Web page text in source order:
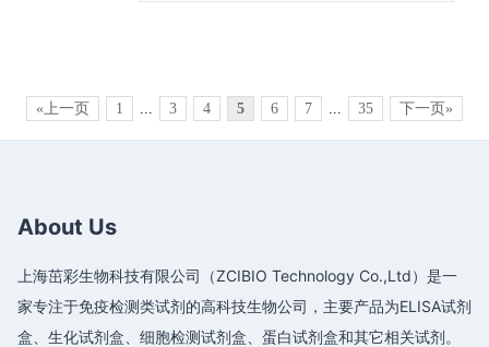
«上一页 1 ... 3 4 5 6 7 ... 35 下一页»
About Us
上海茁彩生物科技有限公司（ZCIBIO Technology Co.,Ltd）是一
家专注于免疫检测类试剂的高科技生物公司，主要产品为ELISA试剂
盒、生化试剂盒、细胞检测试剂盒、蛋白试剂盒和其它相关试剂。